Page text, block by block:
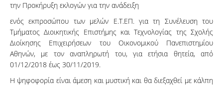
την Προκήρυξη εκλογών για την ανάδειξη
ενός εκπροσώπου των μελών Ε.Τ.ΕΠ. για τη Συνέλευση του
Τμήματος Διοικητικής Επιστήμης και Τεχνολογίας της Σχολής
Διοίκησης Επιχειρήσεων του Οικονομικού Πανεπιστημίου
Αθηνών, με τον αναπληρωτή του, για ετήσια θητεία, από
01/12/2018 έως 30/11/2019.
Η ψηφοφορία είναι άμεση και μυστική και θα διεξαχθεί με κάλπη